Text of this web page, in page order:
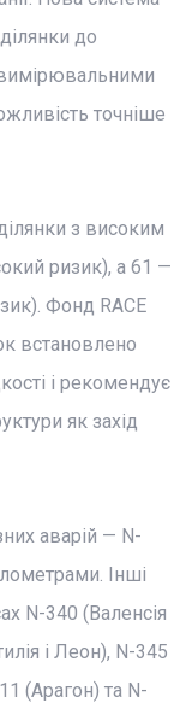
до
вимірювальними
точніше
з високим
ризик), а 61 —
Фонд RACE
встановлено
і рекомендує
як захід
аварій — N-
Інші
N-340 (Валенсія
і Леон), N-345
(Арагон) та N-